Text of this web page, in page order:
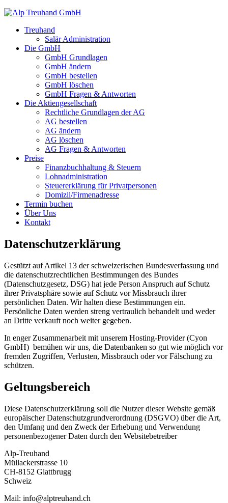
Treuhand
Salär Administration
Die GmbH
GmbH Grundlagen
GmbH ändern
GmbH bestellen
GmbH löschen
GmbH Fragen & Antworten
Die Aktiengesellschaft
Rechtliche Grundlagen der AG
AG bestellen
AG ändern
AG löschen
AG Fragen & Antworten
Preise
Finanzbuchhaltung & Steuern
Lohnadministration
Steuererklärung für Privatpersonen
Domizil/Firmenadresse
Termin buchen
Über Uns
Kontakt
Datenschutzerklärung
Gestützt auf Artikel 13 der schweizerischen Bundesverfassung und
die datenschutzrechtlichen Bestimmungen des Bundes
(Datenschutzgesetz, DSG) hat jede Person Anspruch auf Schutz
ihrer Privatsphäre sowie auf Schutz vor Missbrauch ihrer
persönlichen Daten. Wir halten diese Bestimmungen ein.
Persönliche Daten werden streng vertraulich behandelt und weder
an Dritte verkauft noch weiter gegeben.
In enger Zusammenarbeit mit unserem Hosting-Provider (Cyon
GmbH) bemühen wir uns, die Datenbanken so gut wie möglich vor
fremden Zugriffen, Verlusten, Missbrauch oder vor Fälschung zu
schützen.
Geltungsbereich
Diese Datenschutzerklärung soll die Nutzer dieser Website gemäß
europäischer Datenschutzgrundverordnung (DSGVO) über die Art,
den Umfang und den Zweck der Erhebung und Verwendung
personenbezogener Daten durch den Websitebetreiber
Alp-Treuhand
Müllackerstrasse 10
CH-8152 Glattbrugg
Schweiz
Mail: info@alptreuhand.ch